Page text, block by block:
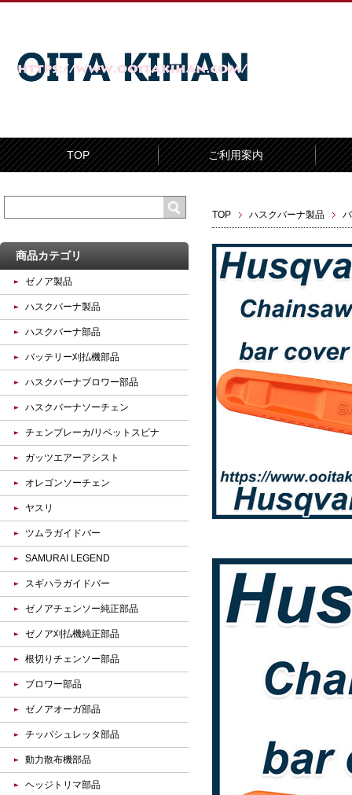
TOP ご利用案内
TOP ハスクバーナ製品
商品カテゴリ
ゼノア製品
ハスクバーナ製品
ハスクバーナ部品
バッテリー刈払機部品
ハスクバーナブロワー部品
ハスクバーナソーチェン
チェンブレーカ/リベットスピナ
ガッツエアーアシスト
オレゴンソーチェン
ヤスリ
ツムラガイドバー
SAMURAI LEGEND
スギハラガイドバー
ゼノアチェンソー純正部品
ゼノア刈払機純正部品
根切りチェンソー部品
ブロワー部品
ゼノアオーガ部品
チッパシュレッタ部品
動力散布機部品
ヘッジトリマ部品